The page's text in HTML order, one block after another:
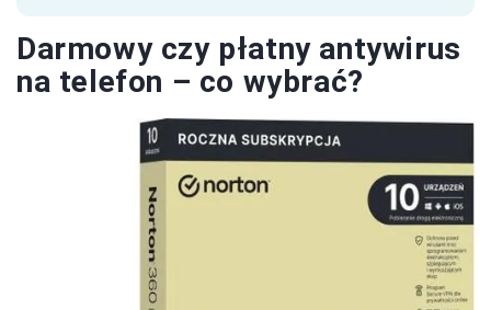
Darmowy czy płatny antywirus
na telefon – co wybrać?